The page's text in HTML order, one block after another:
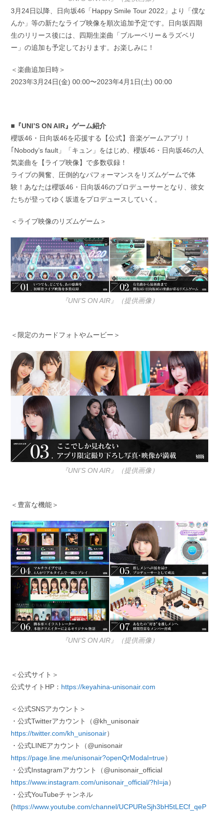
3月24日以降、日向坂46「Happy Smile Tour 2022」より「僕な
んか」等の新たなライブ映像を順次追加予定です。日向坂四期
生のリリース後には、四期生楽曲「ブルーベリー＆ラズベリ
ー」の追加も予定しております。お楽しみに！
＜楽曲追加日時＞
2023年3月24日(金) 00:00〜2023年4月1日(土) 00:00
■『UNI’S ON AIR』ゲーム紹介
櫻坂46・日向坂46を応援する【公式】音楽ゲームアプリ！
｢Nobody’s fault」「キュン」をはじめ、櫻坂46・日向坂46の人
気楽曲を【ライブ映像】で多数収録！
ライブの興奮、圧倒的なパフォーマンスをリズムゲームで体
験！あなたは櫻坂46・日向坂46のプロデューサーとなり、彼女
たちが登ってゆく坂道をプロデュースしていく。
＜ライブ映像のリズムゲーム＞
『UNI’S ON AIR』（提供画像）
＜限定のカードフォトやムービー＞
『UNI’S ON AIR』（提供画像）
＜豊富な機能＞
『UNI’S ON AIR』（提供画像）
＜公式サイト＞
公式サイトHP： https://keyahina-unisonair.com
＜公式SNSアカウント＞
・公式Twitterアカウント（@kh_unisonair
https://twitter.com/kh_unisonair）
・公式LINEアカウント（@unisonair
https://page.line.me/unisonair?openQrModal=true）
・公式Instagramアカウント（@unisonair_official
https://www.instagram.com/unisonair_official/?hl=ja）
・公式YouTubeチャンネル
(https://www.youtube.com/channel/UCPUReSjh3bH5tLECf_qeP